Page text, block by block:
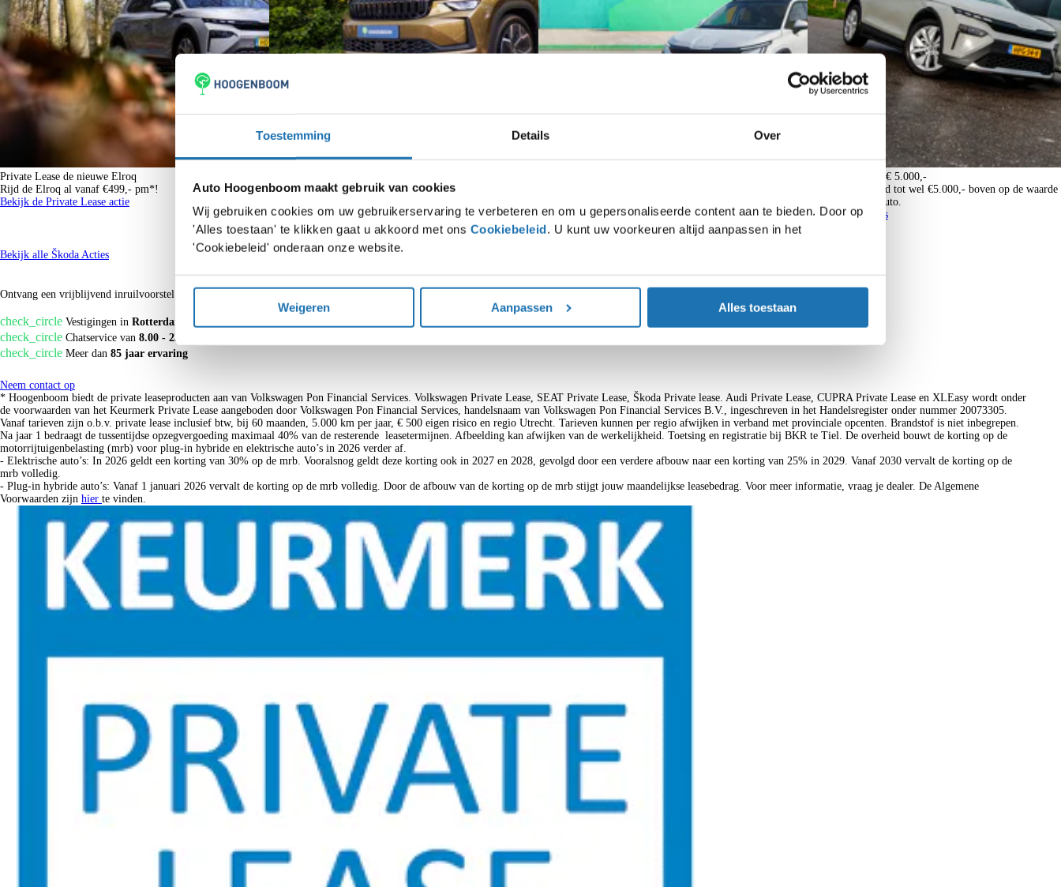
Toestemming Details Over
Auto Hoogenboom maakt gebruik van cookies
Wij gebruiken cookies om uw gebruikerservaring te verbeteren en om u gepersonaliseerde content aan te bieden. Door op
'Alles toestaan' te klikken gaat u akkoord met ons Cookiebeleid. U kunt uw voorkeuren altijd aanpassen in het
'Cookiebeleid' onderaan onze website.
Weigeren Aanpassen Alles toestaan
We kunnen je ook een scherp financierings- en/of verzekeringsaanbod doen. Vraag naar de mogelijkheden bij een van onze verkoopadviseurs.
Onder voorbehoud van zet- en drukfouten.
Private Lease de nieuwe Elroq
Rijd de Elroq al vanaf €499,- pm*!
Bekijk de Private Lease actie
p/m*
Bekijk de private lease actie
Bekijk de actie
Inruilpremies tot € 5.000,-
Tijdelijk oplopend tot wel €5.000,- boven op de waarde
van uw huidige auto.
Bekijk de premies
Bekijk alle Škoda Acties
Ontvang een vrijblijvend inruilvoorstel voor uw auto.
check_circle Vestigingen in Rotterdam, Spijkenisse, Vlaardingen
check_circle Chatservice van 8.00 - 23.00 uur
check_circle Meer dan 85 jaar ervaring
Neem contact op
* Hoogenboom biedt de private leaseproducten aan van Volkswagen Pon Financial Services. Volkswagen Private Lease, SEAT Private Lease, Škoda Private lease. Audi Private Lease, CUPRA Private Lease en XLEasy wordt onder
de voorwaarden van het Keurmerk Private Lease aangeboden door Volkswagen Pon Financial Services, handelsnaam van Volkswagen Pon Financial Services B.V., ingeschreven in het Handelsregister onder nummer 20073305.
Vanaf tarieven zijn o.b.v. private lease inclusief btw, bij 60 maanden, 5.000 km per jaar, € 500 eigen risico en regio Utrecht. Tarieven kunnen per regio afwijken in verband met provinciale opcenten. Brandstof is niet inbegrepen.
Na jaar 1 bedraagt de tussentijdse opzegvergoeding maximaal 40% van de resterende leasetermijnen. Afbeelding kan afwijken van de werkelijkheid. Toetsing en registratie bij BKR te Tiel. De overheid bouwt de korting op de
motorrijtuigenbelasting (mrb) voor plug-in hybride en elektrische auto’s in 2026 verder af.
- Elektrische auto’s: In 2026 geldt een korting van 30% op de mrb. Vooralsnog geldt deze korting ook in 2027 en 2028, gevolgd door een verdere afbouw naar een korting van 25% in 2029. Vanaf 2030 vervalt de korting op de
mrb volledig.
- Plug-in hybride auto’s: Vanaf 1 januari 2026 vervalt de korting op de mrb volledig. Door de afbouw van de korting op de mrb stijgt jouw maandelijkse leasebedrag. Voor meer informatie, vraag je dealer. De Algemene
Voorwaarden zijn hier te vinden.